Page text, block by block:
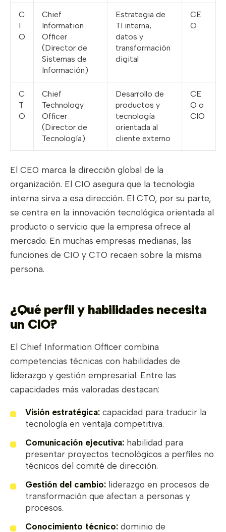
C
I
O
Chief
Information
Officer
(Director de
Sistemas de
Información)
Estrategia de
TI interna,
datos y
transformación
digital
CE
O
C
T
O
Chief
Technology
Officer
(Director de
Tecnología)
Desarrollo de
productos y
tecnología
orientada al
cliente externo
CE
O o
CIO
El CEO marca la dirección global de la
organización. El CIO asegura que la tecnología
interna sirva a esa dirección. El CTO, por su parte,
se centra en la innovación tecnológica orientada al
producto o servicio que la empresa ofrece al
mercado. En muchas empresas medianas, las
funciones de CIO y CTO recaen sobre la misma
persona.
¿Qué perfil y habilidades necesita
un CIO?
El Chief Information Officer combina
competencias técnicas con habilidades de
liderazgo y gestión empresarial. Entre las
capacidades más valoradas destacan:
Visión estratégica: capacidad para traducir la
tecnología en ventaja competitiva.
Comunicación ejecutiva: habilidad para
presentar proyectos tecnológicos a perfiles no
técnicos del comité de dirección.
Gestión del cambio: liderazgo en procesos de
transformación que afectan a personas y
procesos.
Conocimiento técnico: dominio de